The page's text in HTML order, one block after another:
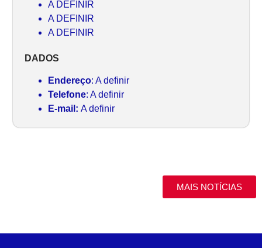
A DEFINIR
A DEFINIR
A DEFINIR
DADOS
Endereço: A definir
Telefone: A definir
E-mail: A definir
MAIS NOTÍCIAS